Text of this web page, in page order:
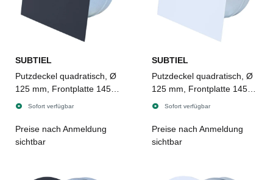
SUBTIEL
Putzdeckel quadratisch, Ø
125 mm, Frontplatte 145 x
145 mm, SCHWARZ matt
Sofort verfügbar
Preise nach Anmeldung
sichtbar
SUBTIEL
Putzdeckel quadratisch, Ø
125 mm, Frontplatte 145 x
145 mm, weiß
Sofort verfügbar
Preise nach Anmeldung
sichtbar